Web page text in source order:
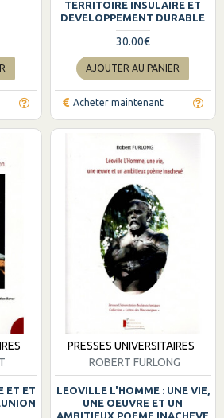
TERRITOIRE INSULAIRE ET
DEVELOPPEMENT DURABLE
30.00€
AJOUTER AU PANIER
Acheter maintenant
ET ET
PRESSES UNIVERSITAIRES
ROBERT FURLONG
LEOVILLE L'HOMME : UNE VIE,
UNE OEUVRE ET UN
AMBITIEUX POEME INACHEVE